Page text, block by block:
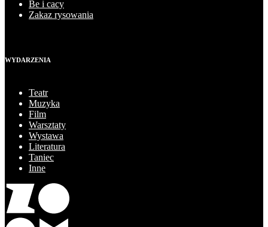
Be i cacy
Zakaz rysowania
WYDARZENIA
Teatr
Muzyka
Film
Warsztaty
Wystawa
Literatura
Taniec
Inne